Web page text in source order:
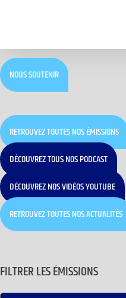
NOUS SOUTENIR
RETROUVEZ TOUTES NOS ÉMISSIONS
DÉCOUVREZ TOUS NOS PODCAST
DÉCOUVREZ NOS VIDÉOS YOUTUBE
RETROUVEZ TOUTES NOS ACTUALITÉS
FILTRER LES ÉMISSIONS